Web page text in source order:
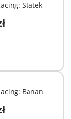
Statek
koszyka
Banan
koszyka